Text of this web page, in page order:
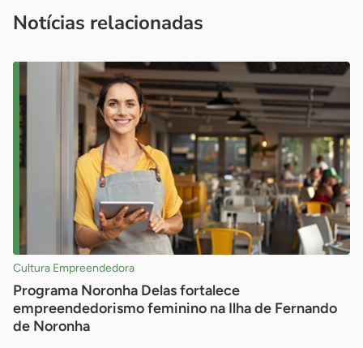
Notícias relacionadas
Cultura Empreendedora
Programa Noronha Delas fortalece
empreendedorismo feminino na Ilha de Fernando
de Noronha